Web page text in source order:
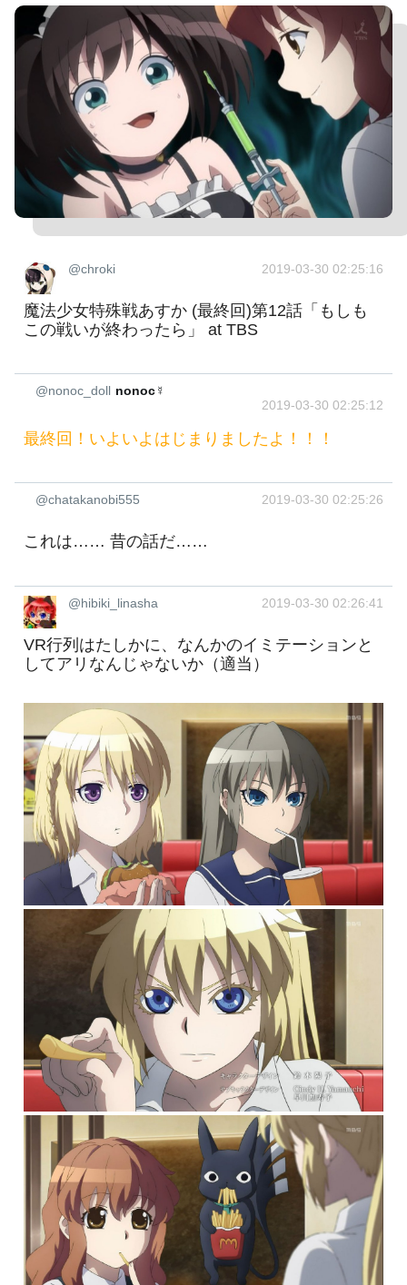
@chroki 2019-03-30 02:25:16
魔法少女特殊戦あすか (最終回)第12話「もしも
この戦いが終わったら」 at TBS
@nonoc_doll nonoc☿
2019-03-30 02:25:12
最終回！いよいよはじまりましたよ！！！
@chatakanobi555 2019-03-30 02:25:26
これは…… 昔の話だ……
@hibiki_linasha 2019-03-30 02:26:41
VR行列はたしかに、なんかのイミテーションと
してアリなんじゃないか（適当）